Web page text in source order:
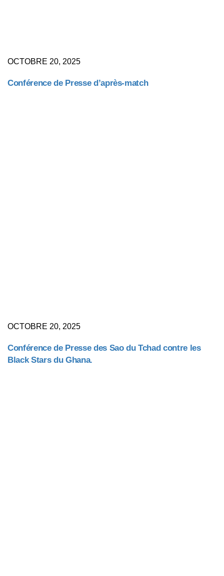
OCTOBRE 20, 2025
Conférence de Presse d’après-match
OCTOBRE 20, 2025
Conférence de Presse des Sao du Tchad contre les
Black Stars du Ghana.